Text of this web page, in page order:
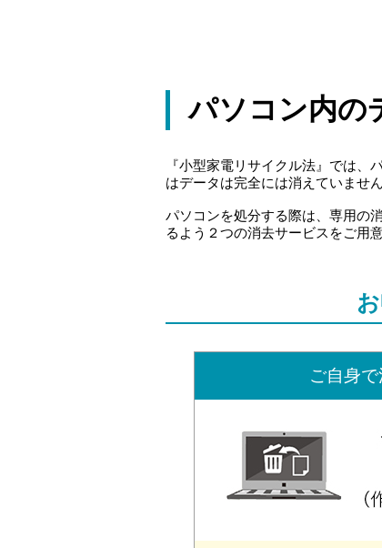
パソコン内の
『小型家電リサイクル法』では、
はデータは完全には消えていません
パソコンを処分する際は、専用の
るよう２つの消去サービスをご用
ご自身